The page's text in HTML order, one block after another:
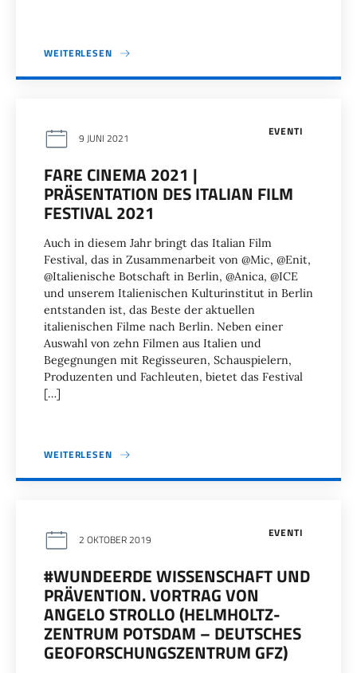
WEITERLESEN
EVENTI
9 JUNI 2021
FARE CINEMA 2021 |
PRÄSENTATION DES ITALIAN FILM
FESTIVAL 2021
Auch in diesem Jahr bringt das Italian Film
Festival, das in Zusammenarbeit von @Mic, @Enit,
@Italienische Botschaft in Berlin, @Anica, @ICE
und unserem Italienischen Kulturinstitut in Berlin
entstanden ist, das Beste der aktuellen
italienischen Filme nach Berlin. Neben einer
Auswahl von zehn Filmen aus Italien und
Begegnungen mit Regisseuren, Schauspielern,
Produzenten und Fachleuten, bietet das Festival
[…]
WEITERLESEN
EVENTI
2 OKTOBER 2019
#WUNDEERDE WISSENSCHAFT UND
PRÄVENTION. VORTRAG VON
ANGELO STROLLO (HELMHOLTZ-
ZENTRUM POTSDAM – DEUTSCHES
GEOFORSCHUNGSZENTRUM GFZ)